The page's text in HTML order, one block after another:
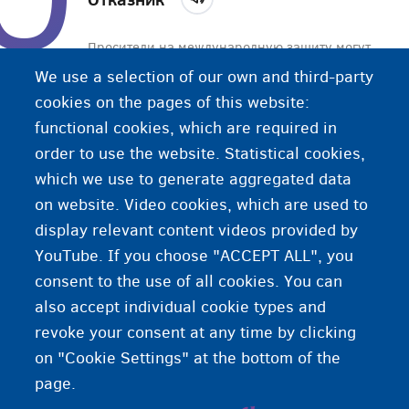
Просители на международную защиту могут
получить отрицательный ответ на свое
заявление о предоставлении международной
защиты. Если после подачи апелляции ответ
снова будет отрицательным, дело по такому
иностранцу закрывается и он должен покинуть
территорию Бельгии.
We use a selection of our own and third-party
cookies on the pages of this website:
functional cookies, which are required in
order to use the website. Statistical cookies,
which we use to generate aggregated data
on website. Video cookies, which are used to
display relevant content videos provided by
YouTube. If you choose "ACCEPT ALL", you
consent to the use of all cookies. You can
also accept individual cookie types and
revoke your consent at any time by clicking
on "Cookie Settings" at the bottom of the
page.